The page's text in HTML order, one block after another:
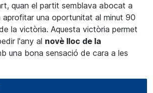
quan el partit semblava abocat a
aprofitar una oportunitat al minut 90
la victòria. Aquesta victòria permet
l'any al novè lloc de la
una bona sensació de cara a les